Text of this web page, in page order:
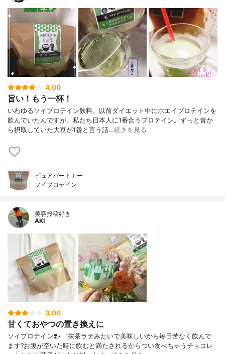
4.00
旨い！もう一杯！
いわゆるソイプロテイン飲料。以前ダイエット中にホエイプロテインを
飲んでいたんですが、私たち日本人に1番合うプロテイン。ずっと昔か
ら摂取していた大豆が1番と言う話…続きを見る
ピュアパートナー
ソイプロテイン
美容投稿好き
AKI
3.00
甘くておやつの置き換えに
ソイプロテイン❣️⋆゜抹茶ラテみたいで美味しいから毎日苦なく飲んで
ます?お腹が空いた時に飲むと満たされるからつい食べちゃうチョコレ